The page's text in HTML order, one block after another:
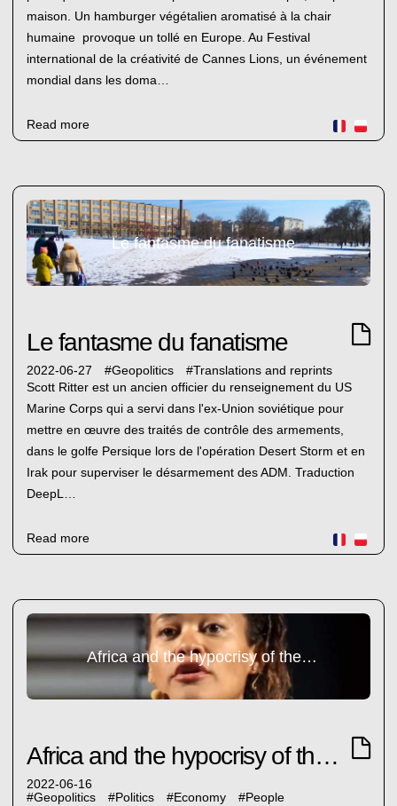
maison. Un hamburger végétalien aromatisé à la chair
humaine provoque un tollé en Europe. Au Festival
international de la créativité de Cannes Lions, un événement
mondial dans les doma…
Read more
Le fantasme du fanatisme
Le fantasme du fanatisme
2022-06-27 #Geopolitics #Translations and reprints
Scott Ritter est un ancien officier du renseignement du US
Marine Corps qui a servi dans l'ex-Union soviétique pour
mettre en œuvre des traités de contrôle des armements,
dans le golfe Persique lors de l'opération Desert Storm et en
Irak pour superviser le désarmement des ADM. Traduction
DeepL…
Read more
Africa and the hypocrisy of the West (2)
Africa and the hypocrisy of the West (2)
2022-06-16
#Geopolitics #Politics #Economy #People